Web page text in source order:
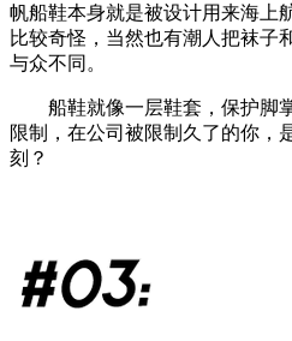
帆船鞋本身就是被设计用来海上
比较奇怪，当然也有潮人把袜子
与众不同。
船鞋就像一层鞋套，保护脚
限制，在公司被限制久了的你，
刻？